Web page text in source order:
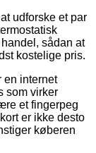
udforske et par
sådan at
kostelige pris.
en internet
som virker
et fingerpeg
er ikke desto
køberen